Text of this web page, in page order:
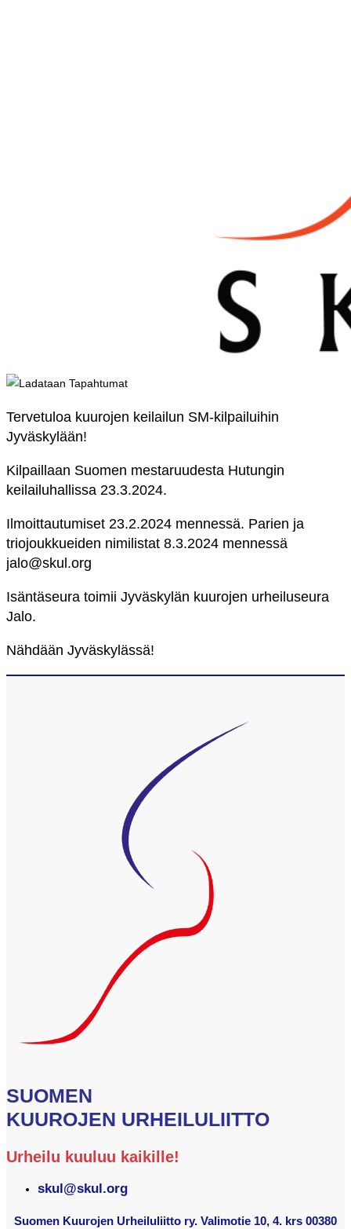
Tervetuloa kuurojen keilailun SM-kilpailuihin
Jyväskylään!
Kilpaillaan Suomen mestaruudesta Hutungin
keilailuhallissa 23.3.2024.
Ilmoittautumiset 23.2.2024 mennessä. Parien ja
triojoukkueiden nimilistat 8.3.2024 mennessä
jalo@skul.org
Isäntäseura toimii Jyväskylän kuurojen urheiluseura
Jalo.
Nähdään Jyväskylässä!
SUOMEN
KUUROJEN URHEILULIITTO
Urheilu kuuluu kaikille!
skul@skul.org
Suomen Kuurojen Urheiluliitto ry. Valimotie 10, 4. krs 00380